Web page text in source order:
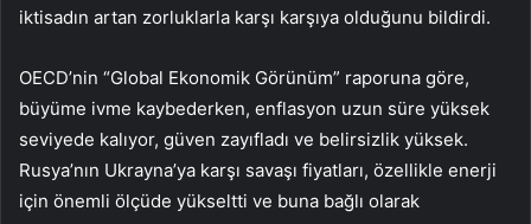
iktisadın artan zorluklarla karşı karşıya olduğunu bildirdi.
OECD’nin “Global Ekonomik Görünüm” raporuna göre,
büyüme ivme kaybederken, enflasyon uzun süre yüksek
seviyede kalıyor, güven zayıfladı ve belirsizlik yüksek.
Rusya’nın Ukrayna’ya karşı savaşı fiyatları, özellikle enerji
için önemli ölçüde yükseltti ve buna bağlı olarak